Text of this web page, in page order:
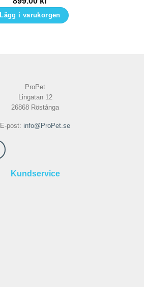
produktsidan
Lägg i varukorgen
ProPet
Lingatan 12
26868 Röstånga
E-post: info@ProPet.se
Kundservice